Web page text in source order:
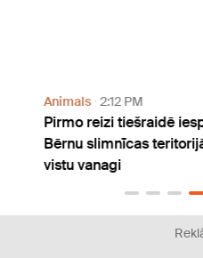
Animals 2:12 PM
Pirmo reizi tiešraidē
Bērnu slimnīcas
vistu vanagi